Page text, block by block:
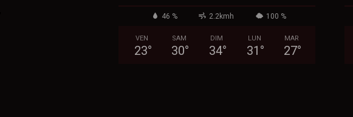
46 % 2.2kmh 100 %
VEN
23°
SAM
30°
DIM
34°
LUN
31 °
MAR
27°